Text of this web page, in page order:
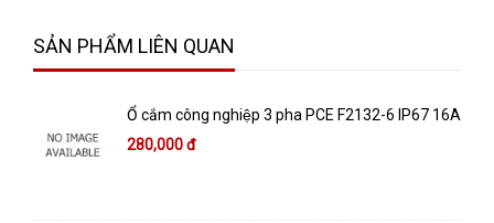
SẢN PHẨM LIÊN QUAN
Ổ cắm công nghiệp 3 pha PCE F2132-6 IP67 16A
280,000 đ